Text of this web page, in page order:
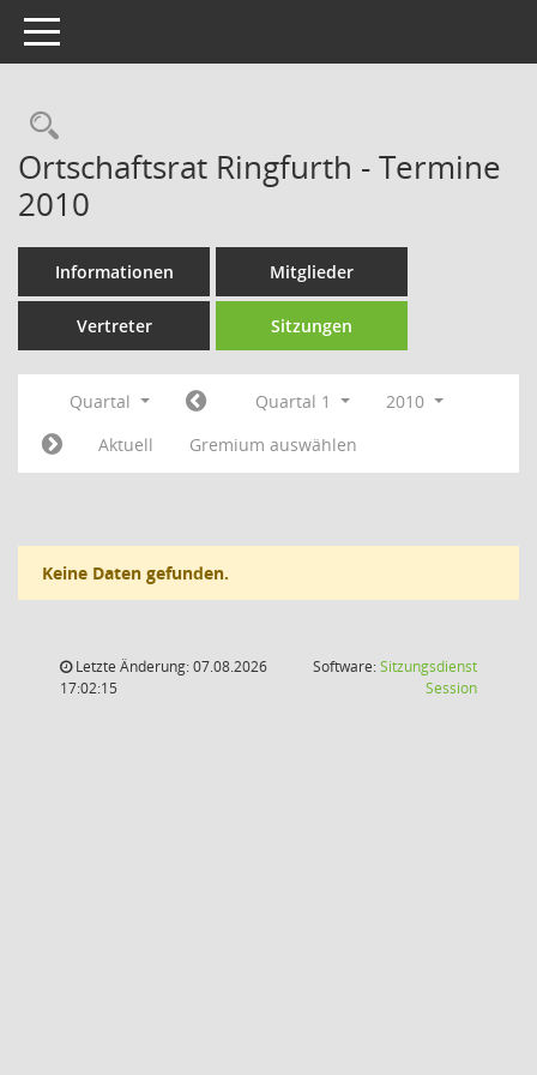
Toggle navigation
Rechercheauswahl
Ortschaftsrat Ringfurth - Termine
2010
Informationen Mitglieder
Vertreter Sitzungen
Quartal Quartal 1
2010
Aktuell
Gremium auswählen
Keine Daten gefunden.
Letzte Änderung: 07.08.2026
17:02:15
Software:Sitzungsdienst
Session(Wird in